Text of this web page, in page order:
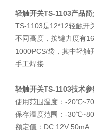
轻触开关TS-1103产品简
TS-1103是12*12轻触开
不同高度，按键力度有
1000PCS/袋，其中轻触
手工焊接.
轻触开关TS-1103技术参
使用范围温度：-
保存温度范围：-
额定值：DC 12V 50mA